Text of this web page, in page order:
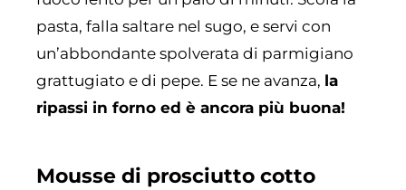
pasta, falla saltare nel sugo, e servi con
un’abbondante spolverata di parmigiano
grattugiato e di pepe. E se ne avanza, la
ripassi in forno ed è ancora più buona!
Mousse di prosciutto cotto